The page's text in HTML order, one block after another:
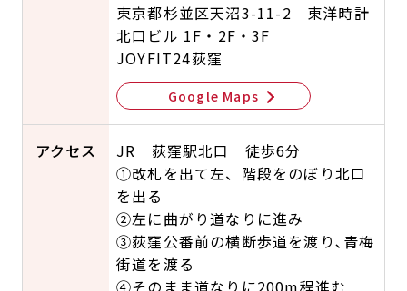
東京都杉並区天沼3-11-2 東洋時計
北口ビル 1F・2F・3F
JOYFIT24荻窪
Google Maps
アクセス
JR 荻窪駅北口 徒歩6分
①改札を出て左、階段をのぼり北口
を出る
②左に曲がり道なりに進み
③荻窪公番前の横断歩道を渡り､青梅
街道を渡る